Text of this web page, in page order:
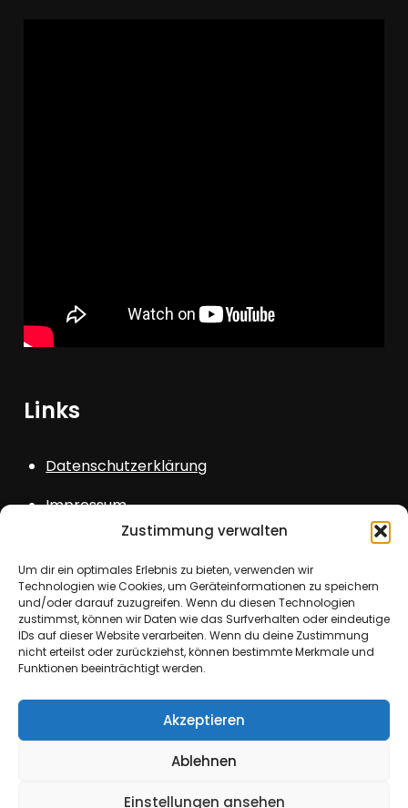
Zustimmung verwalten
Um dir ein optimales Erlebnis zu bieten, verwenden wir
Technologien wie Cookies, um Geräteinformationen zu speichern
und/oder darauf zuzugreifen. Wenn du diesen Technologien
zustimmst, können wir Daten wie das Surfverhalten oder eindeutige
IDs auf dieser Website verarbeiten. Wenn du deine Zustimmung
nicht erteilst oder zurückziehst, können bestimmte Merkmale und
Funktionen beeinträchtigt werden.
Akzeptieren
Ablehnen
Einstellungen ansehen
Links
Datenschutzerklärung
Impressum
Login
Copyright © All rights reserved. Theme Kids
Creativ Themes